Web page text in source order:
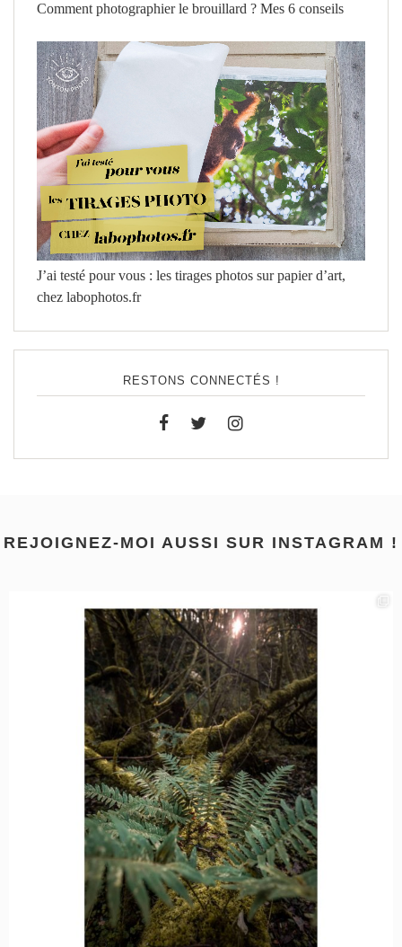
Comment photographier le brouillard ? Mes 6 conseils
J’ai testé pour vous : les tirages photos sur papier d’art,
chez labophotos.fr
RESTONS CONNECTÉS !
REJOIGNEZ-MOI AUSSI SUR INSTAGRAM !